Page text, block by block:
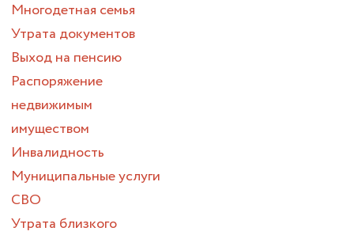
Многодетная семья
Утрата документов
Выход на пенсию
Распоряжение
недвижимым
имуществом
Инвалидность
Муниципальные услуги
СВО
Утрата близкого